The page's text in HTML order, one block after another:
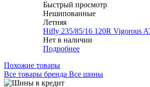
Быстрый просмотр
Нешипованные
Летняя
Hifly 235/85/16 120R Vigorous
Нет в наличии
Подробнее
Похожие товары
Все товары бренда Все шины